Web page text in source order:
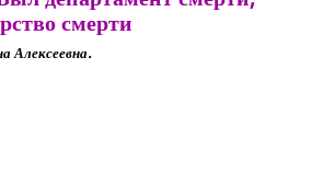
смерти
Алексеевна.